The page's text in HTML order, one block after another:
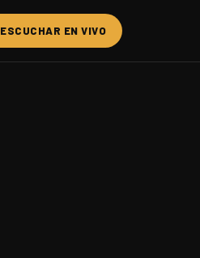
ESCUCHAR EN VIVO